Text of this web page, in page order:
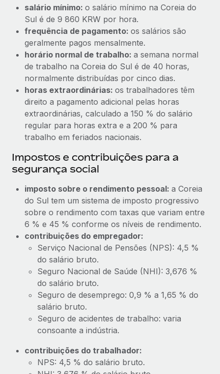
salário mínimo: o salário mínimo na Coreia do
Sul é de 9 860 KRW por hora.
frequência de pagamento: os salários são
geralmente pagos mensalmente.
horário normal de trabalho: a semana normal
de trabalho na Coreia do Sul é de 40 horas,
normalmente distribuídas por cinco dias.
horas extraordinárias: os trabalhadores têm
direito a pagamento adicional pelas horas
extraordinárias, calculado a 150 % do salário
regular para horas extra e a 200 % para
trabalho em feriados nacionais.
Impostos e contribuições para a
segurança social
imposto sobre o rendimento pessoal: a Coreia
do Sul tem um sistema de imposto progressivo
sobre o rendimento com taxas que variam entre
6 % e 45 % conforme os níveis de rendimento.
contribuições do empregador:
Serviço Nacional de Pensões (NPS): 4,5 %
do salário bruto.
Seguro Nacional de Saúde (NHI): 3,676 %
do salário bruto.
Seguro de desemprego: 0,9 % a 1,65 % do
salário bruto.
Seguro de acidentes de trabalho: varia
consoante a indústria.
contribuições do trabalhador:
NPS: 4,5 % do salário bruto.